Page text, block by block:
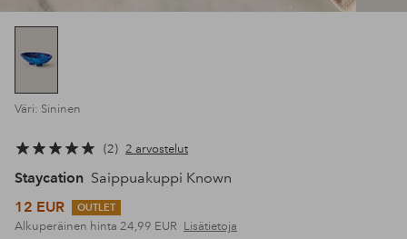
Väri: Sininen
2 2 arvostelut
Staycation Saippuakuppi Known
12 EUR
OUTLET
Alkuperäinen hinta 24,99 EUR Lisätietoja